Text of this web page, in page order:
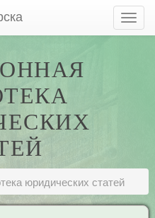
юридических статей